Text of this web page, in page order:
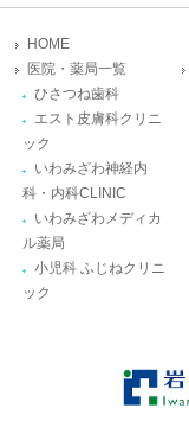
HOME
医院・薬局一覧
ひさつね歯科
エスト皮膚科クリニ
ック
いわみざわ神経内
科・内科CLINIC
いわみざわメディカ
ル薬局
小児科 ふじねクリニ
ック